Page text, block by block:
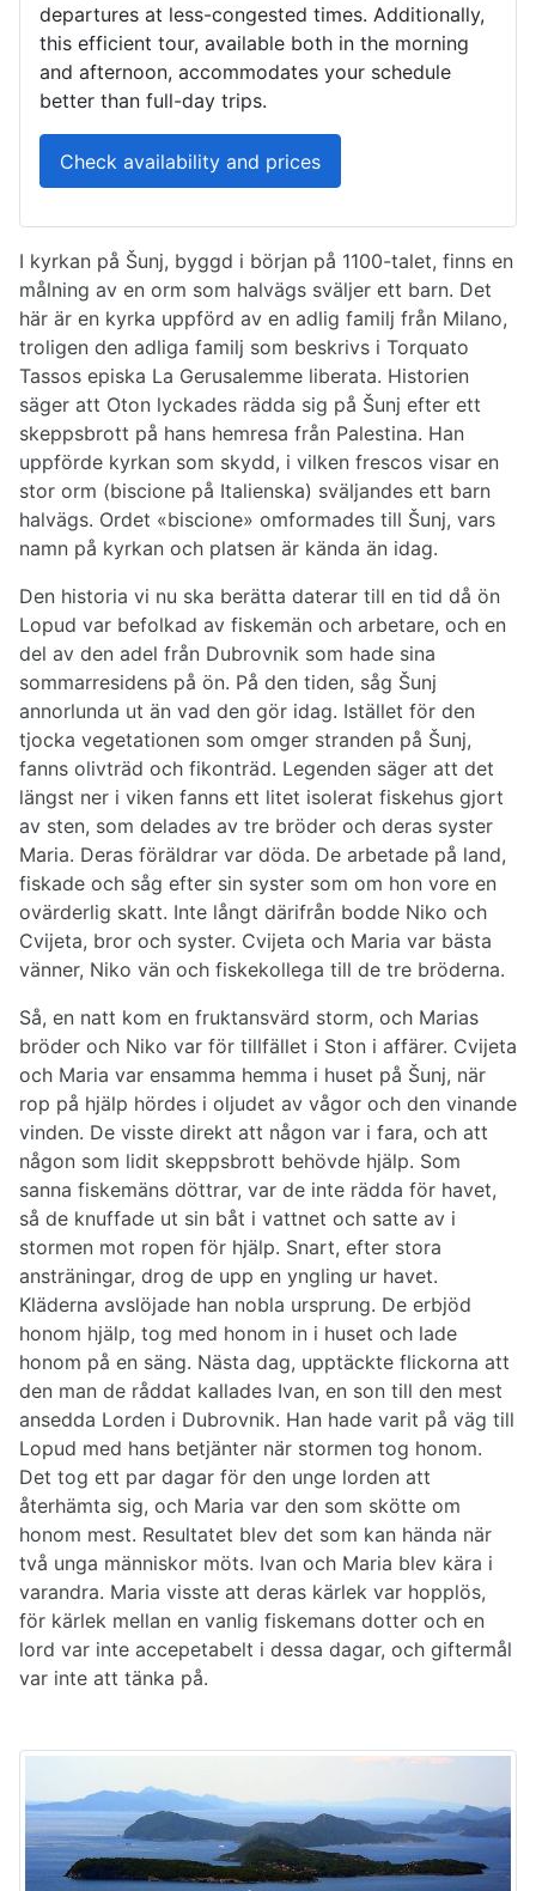
departures at less-congested times. Additionally,
this efficient tour, available both in the morning
and afternoon, accommodates your schedule
better than full-day trips.
Check availability and prices
I kyrkan på Šunj, byggd i början på 1100-talet, finns en
målning av en orm som halvägs sväljer ett barn. Det
här är en kyrka uppförd av en adlig familj från Milano,
troligen den adliga familj som beskrivs i Torquato
Tassos episka La Gerusalemme liberata. Historien
säger att Oton lyckades rädda sig på Šunj efter ett
skeppsbrott på hans hemresa från Palestina. Han
uppförde kyrkan som skydd, i vilken frescos visar en
stor orm (biscione på Italienska) sväljandes ett barn
halvägs. Ordet «biscione» omformades till Šunj, vars
namn på kyrkan och platsen är kända än idag.
Den historia vi nu ska berätta daterar till en tid då ön
Lopud var befolkad av fiskemän och arbetare, och en
del av den adel från Dubrovnik som hade sina
sommarresidens på ön. På den tiden, såg Šunj
annorlunda ut än vad den gör idag. Istället för den
tjocka vegetationen som omger stranden på Šunj,
fanns olivträd och fikonträd. Legenden säger att det
längst ner i viken fanns ett litet isolerat fiskehus gjort
av sten, som delades av tre bröder och deras syster
Maria. Deras föräldrar var döda. De arbetade på land,
fiskade och såg efter sin syster som om hon vore en
ovärderlig skatt. Inte långt därifrån bodde Niko och
Cvijeta, bror och syster. Cvijeta och Maria var bästa
vänner, Niko vän och fiskekollega till de tre bröderna.
Så, en natt kom en fruktansvärd storm, och Marias
bröder och Niko var för tillfället i Ston i affärer. Cvijeta
och Maria var ensamma hemma i huset på Šunj, när
rop på hjälp hördes i oljudet av vågor och den vinande
vinden. De visste direkt att någon var i fara, och att
någon som lidit skeppsbrott behövde hjälp. Som
sanna fiskemäns döttrar, var de inte rädda för havet,
så de knuffade ut sin båt i vattnet och satte av i
stormen mot ropen för hjälp. Snart, efter stora
ansträningar, drog de upp en yngling ur havet.
Kläderna avslöjade han nobla ursprung. De erbjöd
honom hjälp, tog med honom in i huset och lade
honom på en säng. Nästa dag, upptäckte flickorna att
den man de råddat kallades Ivan, en son till den mest
ansedda Lorden i Dubrovnik. Han hade varit på väg till
Lopud med hans betjänter när stormen tog honom.
Det tog ett par dagar för den unge lorden att
återhämta sig, och Maria var den som skötte om
honom mest. Resultatet blev det som kan hända när
två unga människor möts. Ivan och Maria blev kära i
varandra. Maria visste att deras kärlek var hopplös,
för kärlek mellan en vanlig fiskemans dotter och en
lord var inte accepetabelt i dessa dagar, och giftermål
var inte att tänka på.